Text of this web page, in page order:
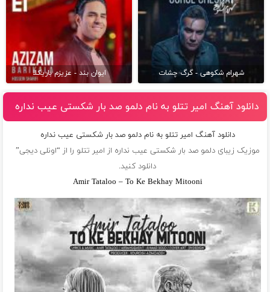
شهرام شکوهی - گرگ چشات ایوان بند - عزیزم باریکلا
دانلود آهنگ امیر تتلو به نام دلمو صد بار شکستی عیب نداره
دانلود آهنگ امیر تتلو به نام دلمو صد بار شکستی عیب نداره
موزیک زیبای دلمو صد بار شکستی عیب نداره از امیر تتلو را از “اونلی دیجی”
دانلود کنید.
Amir Tataloo – To Ke Bekhay Mitooni